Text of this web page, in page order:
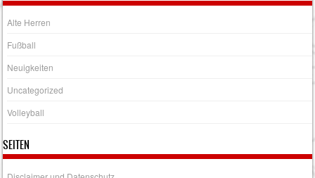
Alte Herren
Fußball
Neuigkeiten
Uncategorized
Volleyball
SEITEN